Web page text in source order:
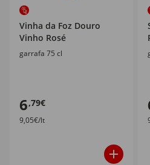
Vinha da Foz Douro
Vinho Rosé
garrafa 75 cl
6,79€
9,05€/lt